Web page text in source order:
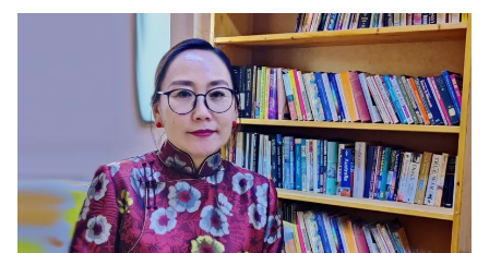
а
а
ц
а
х
э
э
х